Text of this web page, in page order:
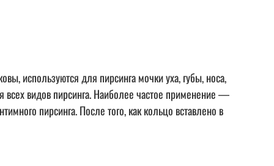
используются для пирсинга мочки уха, губы, носа,
всех видов пирсинга. Наиболее частое применение ―
пирсинга. После того, как кольцо вставлено в